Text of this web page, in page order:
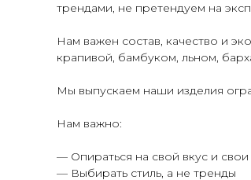
трендами, не претендуем на
Нам важен состав, качество и
крапивой, бамбуком, льном,
Мы выпускаем наши изделия
Нам важно:
— Опираться на свой вкус и
— Выбирать стиль, а не тренды